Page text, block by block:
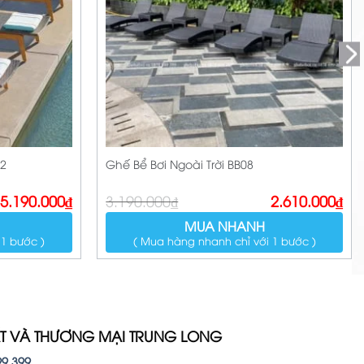
5.190.000₫
bước )
Ghế Bể Bơi Ngoài Trời BB08
3.190.000₫
Giá
gốc
là:
2.610.000₫
Giá
hiện
tại
2.610.000₫.
MUA NHANH
( Mua hàng nhanh chỉ với 1 bước )
VÀ THƯƠNG MẠI TRUNG LONG